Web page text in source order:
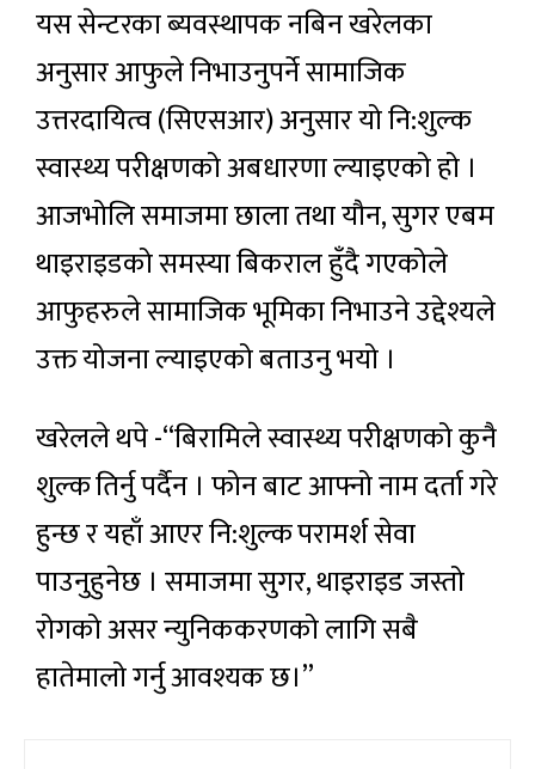
यस सेन्टरका ब्यवस्थापक नबिन खरेलका
अनुसार आफुले निभाउनुपर्ने सामाजिक
उत्तरदायित्व (सिएसआर) अनुसार यो नि:शुल्क
स्वास्थ्य परीक्षणको अबधारणा ल्याइएको हो ।
आजभोलि समाजमा छाला तथा यौन, सुगर एबम
थाइराइडको समस्या बिकराल हुँदै गएकोले
आफुहरुले सामाजिक भूमिका निभाउने उद्देश्यले
उक्त योजना ल्याइएको बताउनु भयो ।
खरेलले थपे -“बिरामिले स्वास्थ्य परीक्षणको कुनै
शुल्क तिर्नु पर्दैन । फोन बाट आफ्नो नाम दर्ता गरे
हुन्छ र यहाँ आएर नि:शुल्क परामर्श सेवा
पाउनुहुनेछ । समाजमा सुगर, थाइराइड जस्तो
रोगको असर न्युनिककरणको लागि सबै
हातेमालो गर्नु आवश्यक छ।”